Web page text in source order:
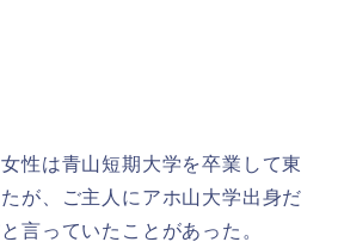
性は青山短期大学を卒業して東
が、ご主人にアホ山大学出身だ
言っていたことがあった。